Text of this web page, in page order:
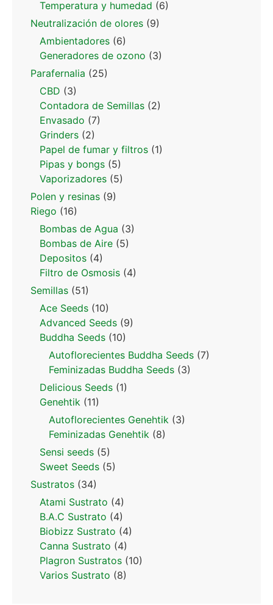
Temperatura y humedad (6)
Neutralización de olores (9)
Ambientadores (6)
Generadores de ozono (3)
Parafernalia (25)
CBD (3)
Contadora de Semillas (2)
Envasado (7)
Grinders (2)
Papel de fumar y filtros (1)
Pipas y bongs (5)
Vaporizadores (5)
Polen y resinas (9)
Riego (16)
Bombas de Agua (3)
Bombas de Aire (5)
Depositos (4)
Filtro de Osmosis (4)
Semillas (51)
Ace Seeds (10)
Advanced Seeds (9)
Buddha Seeds (10)
Autoflorecientes Buddha Seeds (7)
Feminizadas Buddha Seeds (3)
Delicious Seeds (1)
Genehtik (11)
Autoflorecientes Genehtik (3)
Feminizadas Genehtik (8)
Sensi seeds (5)
Sweet Seeds (5)
Sustratos (34)
Atami Sustrato (4)
B.A.C Sustrato (4)
Biobizz Sustrato (4)
Canna Sustrato (4)
Plagron Sustratos (10)
Varios Sustrato (8)